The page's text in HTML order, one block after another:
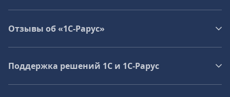
Отзывы об «1С-Рарус»
Поддержка решений 1С и 1С‑Рарус